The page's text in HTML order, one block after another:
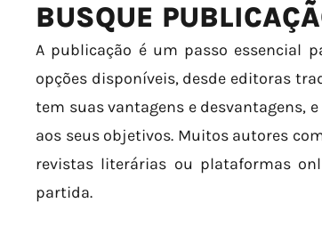
BUSQUE
A publicação é um passo essencial
opções disponíveis, desde editoras
tem suas vantagens e desvantagens,
aos seus objetivos. Muitos autores
revistas literárias ou plataformas
partida.